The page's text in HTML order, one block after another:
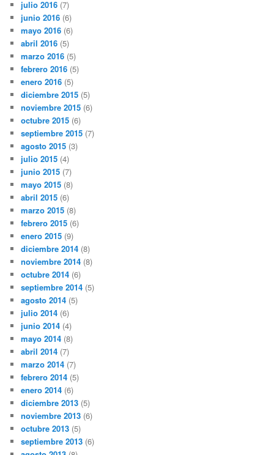
julio 2016 (7)
junio 2016 (6)
mayo 2016 (6)
abril 2016 (5)
marzo 2016 (5)
febrero 2016 (5)
enero 2016 (5)
diciembre 2015 (5)
noviembre 2015 (6)
octubre 2015 (6)
septiembre 2015 (7)
agosto 2015 (3)
julio 2015 (4)
junio 2015 (7)
mayo 2015 (8)
abril 2015 (6)
marzo 2015 (8)
febrero 2015 (6)
enero 2015 (9)
diciembre 2014 (8)
noviembre 2014 (8)
octubre 2014 (6)
septiembre 2014 (5)
agosto 2014 (5)
julio 2014 (6)
junio 2014 (4)
mayo 2014 (8)
abril 2014 (7)
marzo 2014 (7)
febrero 2014 (5)
enero 2014 (6)
diciembre 2013 (5)
noviembre 2013 (6)
octubre 2013 (5)
septiembre 2013 (6)